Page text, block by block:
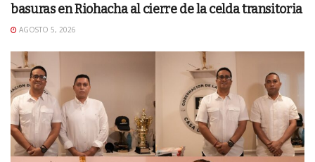
basuras en Riohacha al cierre de la celda transitoria
AGOSTO 5, 2026